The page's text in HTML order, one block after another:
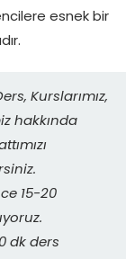
esnek bir
Kurslarımız,
hakkında
15-20
dk ders